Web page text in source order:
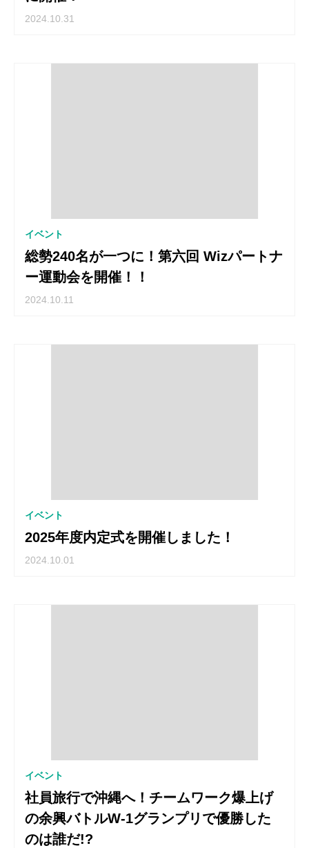
2024.10.31
イベント
総勢240名が一つに！第六回 Wizパートナ
ー運動会を開催！！
2024.10.11
イベント
2025年度内定式を開催しました！
2024.10.01
イベント
社員旅行で沖縄へ！チームワーク爆上げ
の余興バトルW-1グランプリで優勝した
のは誰だ!?